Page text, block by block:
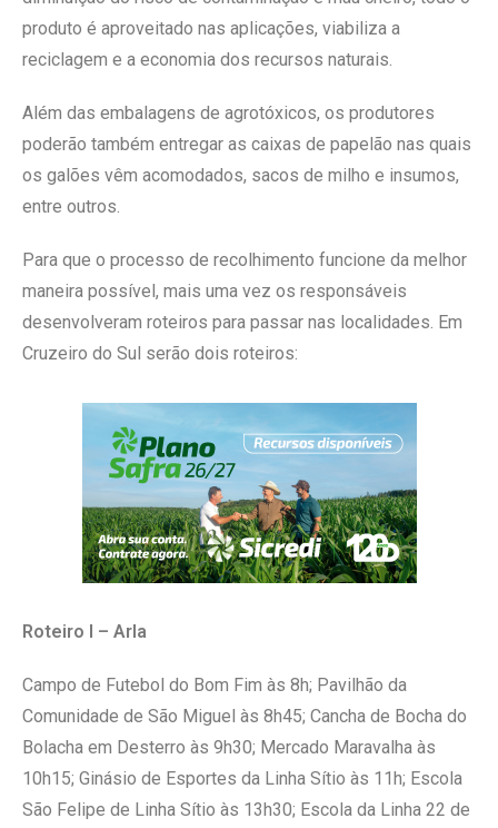
produto é aproveitado nas aplicações, viabiliza a
reciclagem e a economia dos recursos naturais.
Além das embalagens de agrotóxicos, os produtores
poderão também entregar as caixas de papelão nas quais
os galões vêm acomodados, sacos de milho e insumos,
entre outros.
Para que o processo de recolhimento funcione da melhor
maneira possível, mais uma vez os responsáveis
desenvolveram roteiros para passar nas localidades. Em
Cruzeiro do Sul serão dois roteiros:
Roteiro I – Arla
Campo de Futebol do Bom Fim às 8h; Pavilhão da
Comunidade de São Miguel às 8h45; Cancha de Bocha do
Bolacha em Desterro às 9h30; Mercado Maravalha às
10h15; Ginásio de Esportes da Linha Sítio às 11h; Escola
São Felipe de Linha Sítio às 13h30; Escola da Linha 22 de